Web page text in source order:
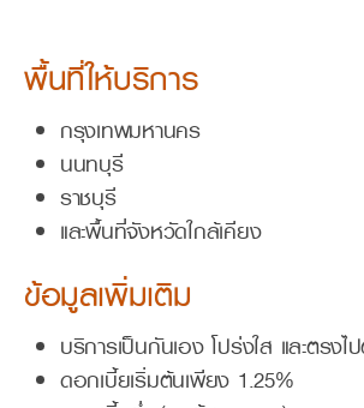
พื้นที่ให้บริการ
กรุงเทพมหานคร
นนทบุรี
ราชบุรี
และพื้นที่จังหวัดใกล้เคียง
ข้อมูลเพิ่มเติม
บริการเป็นกันเอง โปร่งใส และตรงไ
ดอกเบี้ยเริ่มต้นเพียง 1.25%